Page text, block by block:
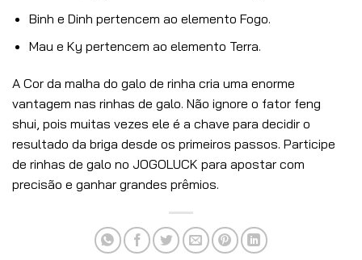
Binh e Dinh pertencem ao elemento Fogo.
Mau e Ky pertencem ao elemento Terra.
A Cor da malha do galo de rinha cria uma enorme
vantagem nas rinhas de galo. Não ignore o fator feng
shui, pois muitas vezes ele é a chave para decidir o
resultado da briga desde os primeiros passos. Participe
de rinhas de galo no JOGOLUCK para apostar com
precisão e ganhar grandes prêmios.